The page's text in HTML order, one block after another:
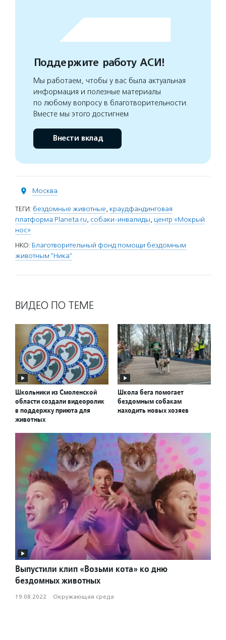
Поддержите работу АСИ!
Мы работаем, чтобы у вас была актуальная
информация и полезные материалы
по любому вопросу в благотворительности.
Вместе мы этого достигнем
Внести вклад
Москва
ТЕГИ: бездомные животные, краудфандинговая
платформа Planeta.ru, собаки-инвалиды, центр «Мокрый
нос»
НКО: Благотворительный фонд помощи бездомным
животным "Ника"
ВИДЕО ПО ТЕМЕ
Школьники из Смоленской
области создали видеоролик
в поддержку приюта для
животных
Школа бега помогает
бездомным собакам
находить новых хозяев
Выпустили клип «Возьми кота» ко дню
бездомных животных
19.08.2022 · Окружающая среда